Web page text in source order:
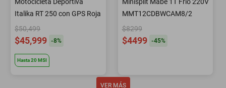
Italika RT 250 con GPS Roja
$50,499
$45,999 -8%
Hasta20MSI
MMT12CDBWCAM8/2
$8299
$4499 -45%